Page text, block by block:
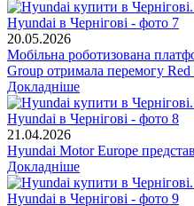
20.05.2026
Мобільна роботизована
Group отримала перемогу
Докладніше
21.04.2026
Hyundai Motor Europe
Докладніше